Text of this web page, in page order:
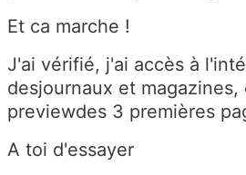
Et ca marche !
J'ai vérifié, j'ai accès à
desjournaux et magazines,
previewdes 3 premières
A toi d'essayer